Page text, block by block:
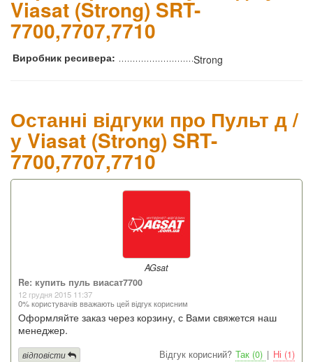
Viasat (Strong) SRT-
7700,7707,7710
Виробник ресивера: Strong
Останні відгуки про Пульт д /
у Viasat (Strong) SRT-
7700,7707,7710
AGsat
Re: купить пуль виасат7700
12 грудня 2015 11:37
0% користувачів вважають цей відгук корисним
Оформляйте заказ через корзину, с Вами свяжется наш
менеджер.
Відгук корисний? Так (0) | Ні (1)
відповісти